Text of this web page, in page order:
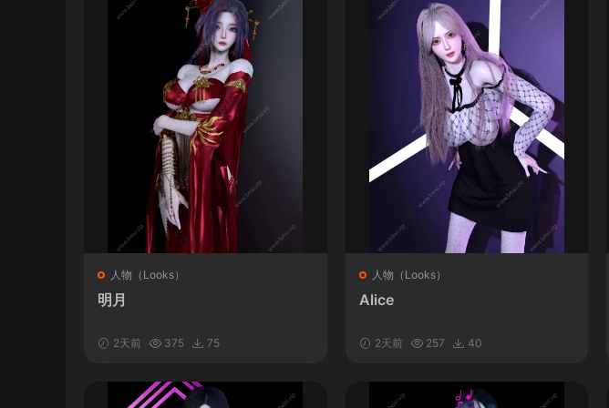
人物（Looks）
明月
2天前 375 75
人物（Looks）
Alice
2天前 257 40